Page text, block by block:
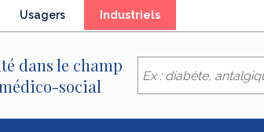
Usagers Industriels(élément
dans le champ
social